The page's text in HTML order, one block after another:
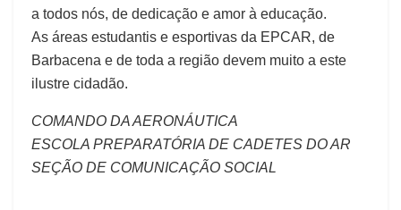
a todos nós, de dedicação e amor à educação.
As áreas estudantis e esportivas da EPCAR, de
Barbacena e de toda a região devem muito a este
ilustre cidadão.
COMANDO DA AERONÁUTICA
ESCOLA PREPARATÓRIA DE CADETES DO AR
SEÇÃO DE COMUNICAÇÃO SOCIAL